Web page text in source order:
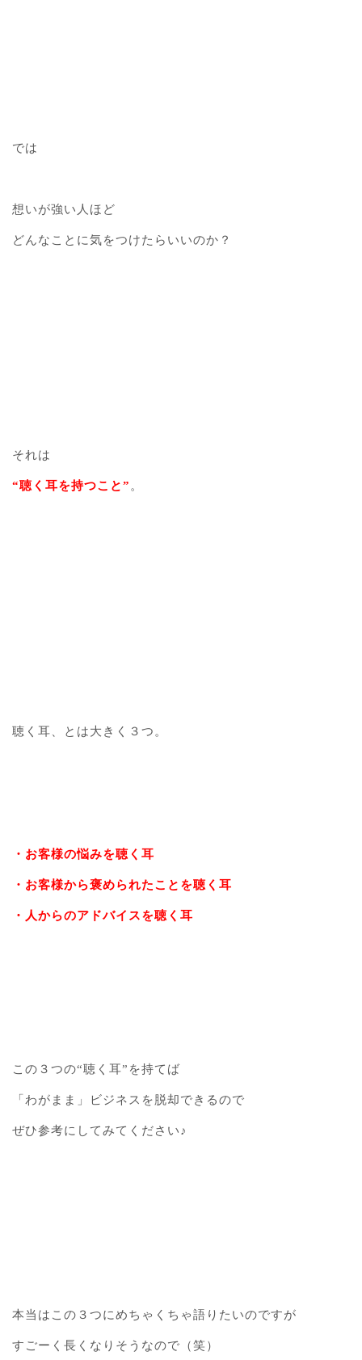
では
想いが強い人ほど
どんなことに気をつけたらいいのか？
それは
“聴く耳を持つこと” 。
聴く耳、とは大きく３つ。
・お客様の悩みを聴く耳
・お客様から褒められたことを聴く耳
・人からのアドバイスを聴く耳
この３つの“聴く耳”を持てば
「わがまま」ビジネスを脱却できるので
ぜひ参考にしてみてください♪
本当はこの３つにめちゃくちゃ語りたいのですが
すごーく長くなりそうなので（笑）